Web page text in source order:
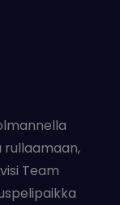
rullaamaan,
Team